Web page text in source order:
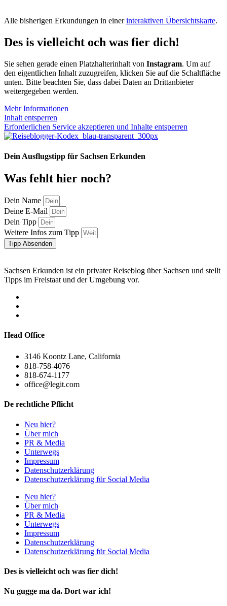
Alle bisherigen Erkundungen in einerinteraktiven Übersichtskarte.
Des is vielleicht och was fier dich!
Sie sehen gerade einen Platzhalterinhalt von Instagram. Um auf
den eigentlichen Inhalt zuzugreifen, klicken Sie auf die Schaltfläche
unten. Bitte beachten Sie, dass dabei Daten an Drittanbieter
weitergegeben werden.
Mehr Informationen
Inhalt entsperren
Erforderlichen Service akzeptieren und Inhalte entsperren
Dein Ausflugstipp für Sachsen Erkunden
Was fehlt hier noch?
Dein Name
Deine E-Mail
Dein Tipp
Weitere Infos zum Tipp
Tipp Absenden
Sachsen Erkunden ist ein privater Reiseblog über Sachsen und stellt
Tipps im Freistaat und der Umgebung vor.
Head Office
3146 Koontz Lane, California
818-758-4076
818-674-1177
office@legit.com
De rechtliche Pflicht
Neu hier?
Über mich
PR & Media
Unterwegs
Impressum
Datenschutzerklärung
Datenschutzerklärung für Social Media
Neu hier?
Über mich
PR & Media
Unterwegs
Impressum
Datenschutzerklärung
Datenschutzerklärung für Social Media
Des is vielleicht och was fier dich!
Nu gugge ma da. Dort war ich!